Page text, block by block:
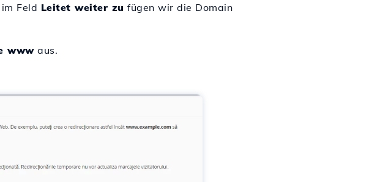
Feld Leitet weiter zu fügen wir die Domain
wwwaus.